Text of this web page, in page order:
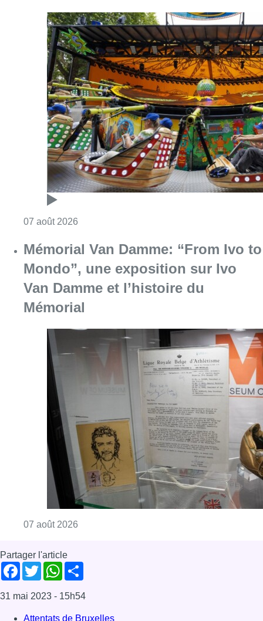
07 août 2026
Mémorial Van Damme: “From Ivo to
Mondo”, une exposition sur Ivo
Van Damme et l’histoire du
Mémorial
07 août 2026
Partager l'article
Facebook
TwitterWhatsApp
31 mai 2023 - 15h54
Attentats de Bruxelles